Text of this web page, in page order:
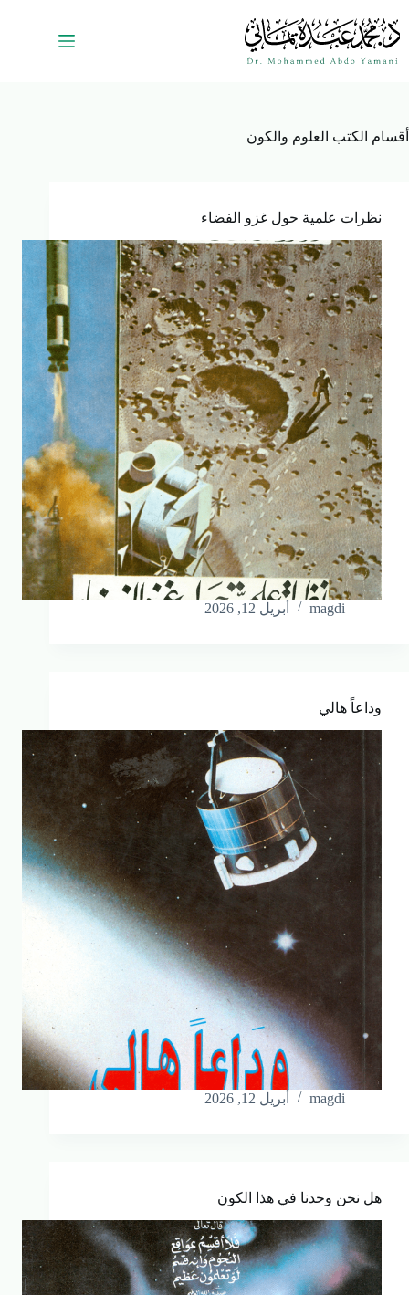
أقسام الكتب العلوم والكون
نظرات علمية حول غزو الفضاء
magdi أبريل 12, 2026
وداعاً هالي
magdi أبريل 12, 2026
هل نحن وحدنا في هذا الكون